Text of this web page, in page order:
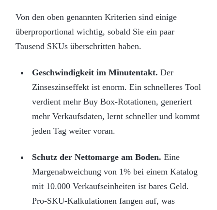
Von den oben genannten Kriterien sind einige
überproportional wichtig, sobald Sie ein paar
Tausend SKUs überschritten haben.
Geschwindigkeit im Minutentakt. Der
Zinseszinseffekt ist enorm. Ein schnelleres Tool
verdient mehr Buy Box-Rotationen, generiert
mehr Verkaufsdaten, lernt schneller und kommt
jeden Tag weiter voran.
Schutz der Nettomarge am Boden. Eine
Margenabweichung von 1% bei einem Katalog
mit 10.000 Verkaufseinheiten ist bares Geld.
Pro-SKU-Kalkulationen fangen auf, was